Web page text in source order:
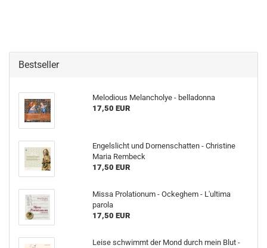
Bestseller
Melodious Melancholye - belladonna
17,50 EUR
Engelslicht und Dornenschatten - Christine
Maria Rembeck
17,50 EUR
Missa Prolationum - Ockeghem - L'ultima
parola
17,50 EUR
Leise schwimmt der Mond durch mein Blut -